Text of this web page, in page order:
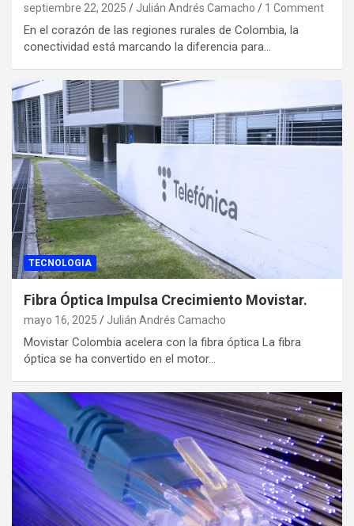
septiembre 22, 2025 Julián Andrés Camacho 1 Comment
En el corazón de las regiones rurales de Colombia, la
conectividad está marcando la diferencia para…
TECNOLOGIA
Fibra Óptica Impulsa Crecimiento Movistar.
mayo 16, 2025 Julián Andrés Camacho
Movistar Colombia acelera con la fibra óptica La fibra
óptica se ha convertido en el motor…